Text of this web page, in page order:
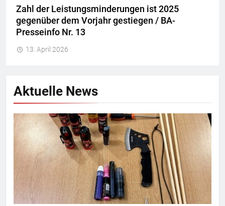
Zahl der Leistungsminderungen ist 2025
gegenüber dem Vorjahr gestiegen / BA-
Presseinfo Nr. 13
13. April 2026
Aktuelle News